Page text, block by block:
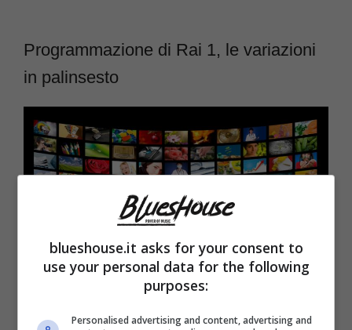
Programmazione di Rai 1, le variazioni
in palinsesto
Schermi tv (Blueshouse.it) Foto Canva
blueshouse.it asks for your consent to
use your personal data for the following
purposes:
Personalised advertising and content, advertising and